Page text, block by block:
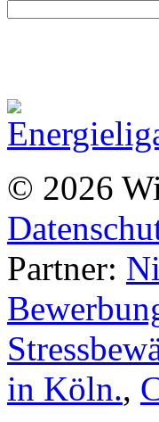
© 2026
Partner:
in Köln.,